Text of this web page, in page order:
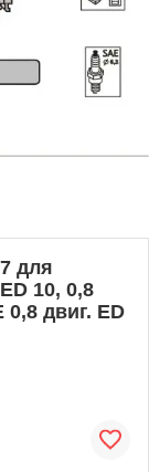
для
10, 0,8
0,8 двиг. ED